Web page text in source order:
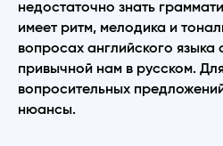
недостаточно знать
имеет ритм, мелодика и
вопросах английского языка
привычной нам в русском.
вопросительных
нюансы.